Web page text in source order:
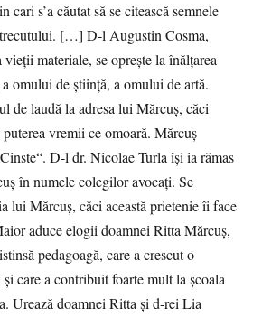
cari s’a căutat să se citească semnele
[…] D-l Augustin Cosma,
materiale, se opreşte la înălţarea
omului de ştiinţă, a omului de artă.
de laudă la adresa lui Mărcuş, căci
vremii ce omoară. Mărcuş
D-l dr. Nicolae Turla îşi ia rămas
în numele colegilor avocaţi. Se
lui Mărcuş, căci această prietenie îi face
aduce elogii doamnei Ritta Mărcuş,
pedagoagă, care a crescut o
şi care a contribuit foarte mult la şcoala
Urează doamnei Ritta şi d-rei Lia